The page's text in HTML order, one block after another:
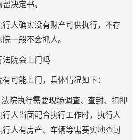
决定书。
人确实没有财产可供执行，不存
一般不会抓人。
院会上门吗
能上门，具体情况如下：
执行需要现场调查、查封、扣押
人当面配合执行工作时，执行人
行人有房产、车辆等需要实地查封